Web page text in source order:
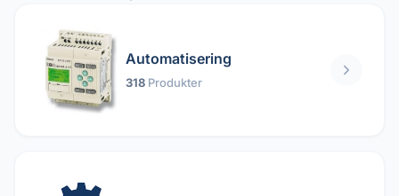
Automatisering
318 Produkter